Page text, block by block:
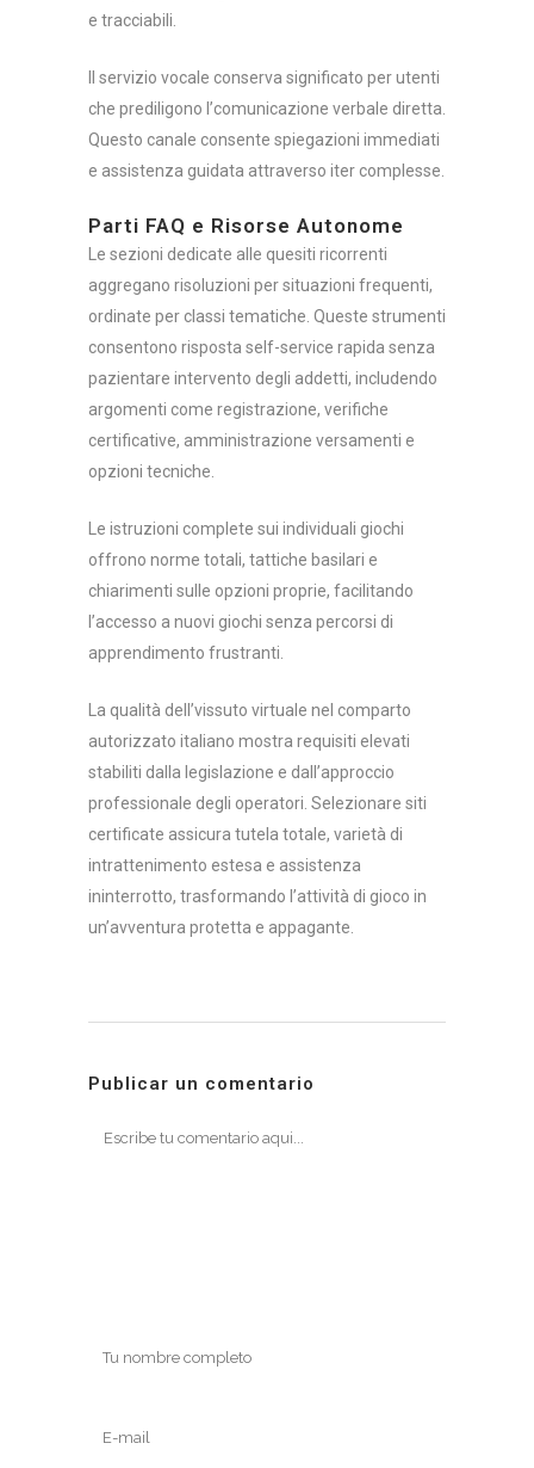
e tracciabili.
Il servizio vocale conserva significato per utenti
che prediligono l’comunicazione verbale diretta.
Questo canale consente spiegazioni immediati
e assistenza guidata attraverso iter complesse.
Parti FAQ e Risorse Autonome
Le sezioni dedicate alle quesiti ricorrenti
aggregano risoluzioni per situazioni frequenti,
ordinate per classi tematiche. Queste strumenti
consentono risposta self-service rapida senza
pazientare intervento degli addetti, includendo
argomenti come registrazione, verifiche
certificative, amministrazione versamenti e
opzioni tecniche.
Le istruzioni complete sui individuali giochi
offrono norme totali, tattiche basilari e
chiarimenti sulle opzioni proprie, facilitando
l’accesso a nuovi giochi senza percorsi di
apprendimento frustranti.
La qualità dell’vissuto virtuale nel comparto
autorizzato italiano mostra requisiti elevati
stabiliti dalla legislazione e dall’approccio
professionale degli operatori. Selezionare siti
certificate assicura tutela totale, varietà di
intrattenimento estesa e assistenza
ininterrotto, trasformando l’attività di gioco in
un’avventura protetta e appagante.
Publicar un comentario